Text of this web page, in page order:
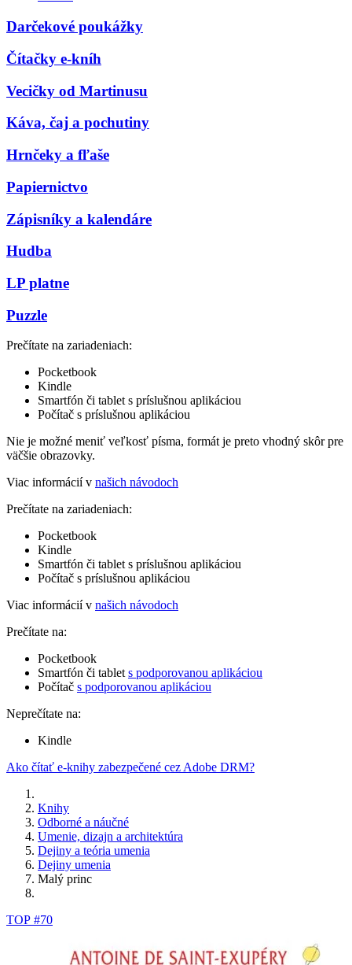
Darčekové poukážky
Čítačky e-kníh
Vecičky od Martinusu
Káva, čaj a pochutiny
Hrnčeky a fľaše
Papiernictvo
Zápisníky a kalendáre
Hudba
LP platne
Puzzle
Prečítate na zariadeniach:
Pocketbook
Kindle
Smartfón či tablet s príslušnou aplikáciou
Počítač s príslušnou aplikáciou
Nie je možné meniť veľkosť písma, formát je preto vhodný skôr pre
väčšie obrazovky.
Viac informácií v našich návodoch
Prečítate na zariadeniach:
Pocketbook
Kindle
Smartfón či tablet s príslušnou aplikáciou
Počítač s príslušnou aplikáciou
Viac informácií v našich návodoch
Prečítate na:
Pocketbook
Smartfón či tablet s podporovanou aplikáciou
Počítač s podporovanou aplikáciou
Neprečítate na:
Kindle
Ako čítať e-knihy zabezpečené cez Adobe DRM?
Knihy
Odborné a náučné
Umenie, dizajn a architektúra
Dejiny a teória umenia
Dejiny umenia
Malý princ
TOP #70